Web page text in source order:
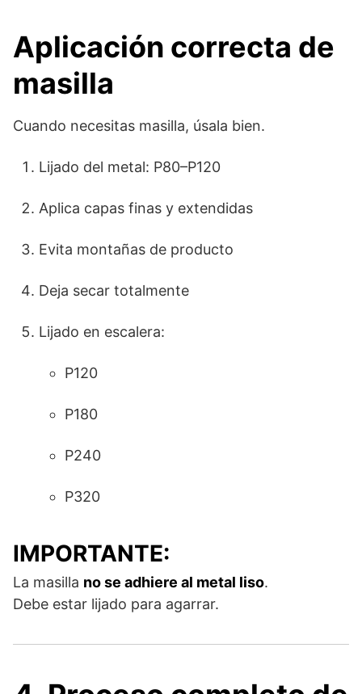
Aplicación correcta de
masilla
Cuando necesitas masilla, úsala bien.
Lijado del metal: P80–P120
Aplica capas finas y extendidas
Evita montañas de producto
Deja secar totalmente
Lijado en escalera:
P120
P180
P240
P320
IMPORTANTE:
La masilla no se adhiere al metal liso.
Debe estar lijado para agarrar.